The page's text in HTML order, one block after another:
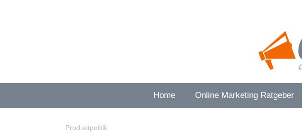
Home Online Marketing Ratgeber
Produktpolitik